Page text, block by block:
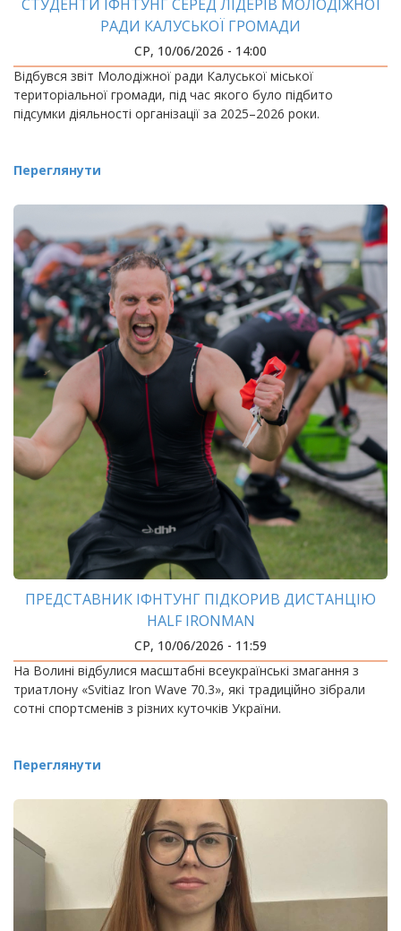
СТУДЕНТИ ІФНТУНГ СЕРЕД ЛІДЕРІВ МОЛОДІЖНОЇ
РАДИ КАЛУСЬКОЇ ГРОМАДИ
СР, 10/06/2026 - 14:00
Відбувся звіт Молодіжної ради Калуської міської
територіальної громади, під час якого було підбито
підсумки діяльності організації за 2025–2026 роки.
Переглянути
ПРЕДСТАВНИК ІФНТУНГ ПІДКОРИВ ДИСТАНЦІЮ
HALF IRONMAN
СР, 10/06/2026 - 11:59
На Волині відбулися масштабні всеукраїнські змагання з
триатлону «Svitiaz Iron Wave 70.3», які традиційно зібрали
сотні спортсменів з різних куточків України.
Переглянути